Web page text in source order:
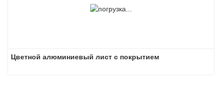
Цветной алюминиевый лист с покрытием